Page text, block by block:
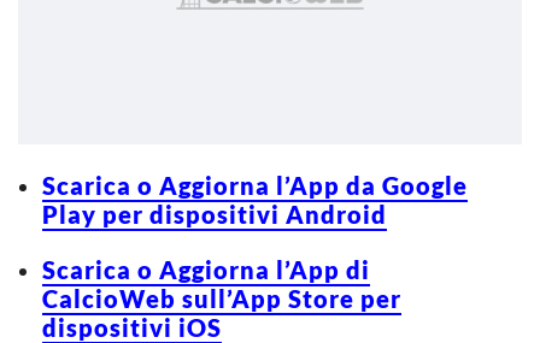
Scarica o Aggiorna l’App da Google
Play per dispositivi Android
Scarica o Aggiorna l’App di
CalcioWeb sull’App Store per
dispositivi iOS